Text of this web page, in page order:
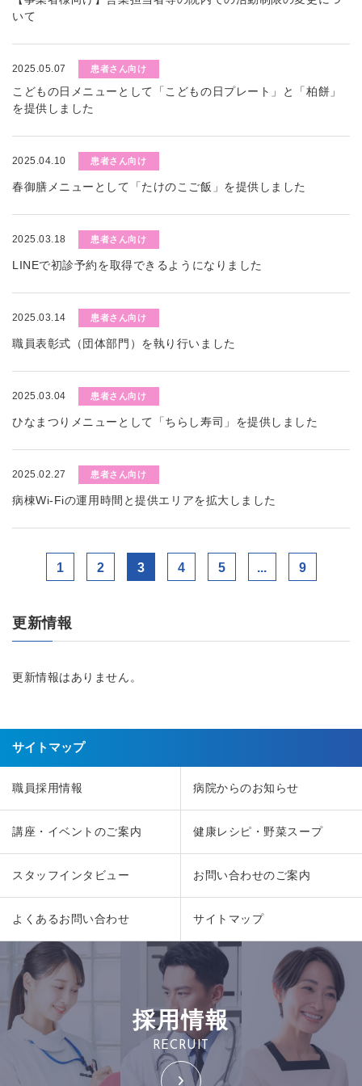
いて
2025.05.07 患者さん向け
こどもの日メニューとして「こどもの日プレート」と「柏餅」
を提供しました
2025.04.10 患者さん向け
春御膳メニューとして「たけのこご飯」を提供しました
2025.03.18 患者さん向け
LINEで初診予約を取得できるようになりました
2025.03.14 患者さん向け
職員表彰式（団体部門）を執り行いました
2025.03.04 患者さん向け
ひなまつりメニューとして「ちらし寿司」を提供しました
2025.02.27 患者さん向け
病棟Wi-Fiの運用時間と提供エリアを拡大しました
1 2 3 4 5 ... 9
更新情報
更新情報はありません。
サイトマップ
職員採用情報 病院からのお知らせ
講座・イベントのご案内 健康レシピ・野菜スープ
スタッフインタビュー お問い合わせのご案内
よくあるお問い合わせ サイトマップ
採用情報
RECRUIT